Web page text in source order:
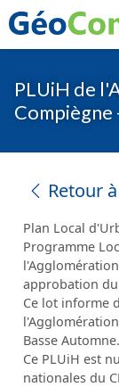
PLUiH de
Retour
Plan Local
Programme
approbation du
Ce lot informe
Basse Automne.
Ce PLUiH est
nationales du